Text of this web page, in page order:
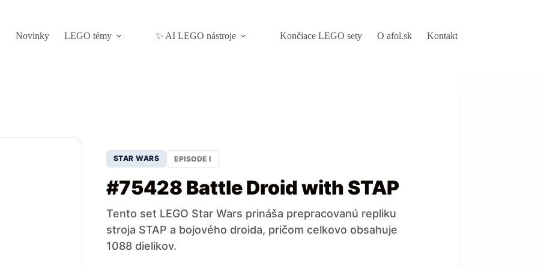
Novinky
LEGO témy ✨ AI LEGO nástroje Končiace LEGO sety O afol.sk Kontakt
STAR WARS EPISODE I
#75428 Battle Droid with STAP
Tento set LEGO Star Wars prináša prepracovanú repliku
stroja STAP a bojového droida, pričom celkovo obsahuje
1088 dielikov.